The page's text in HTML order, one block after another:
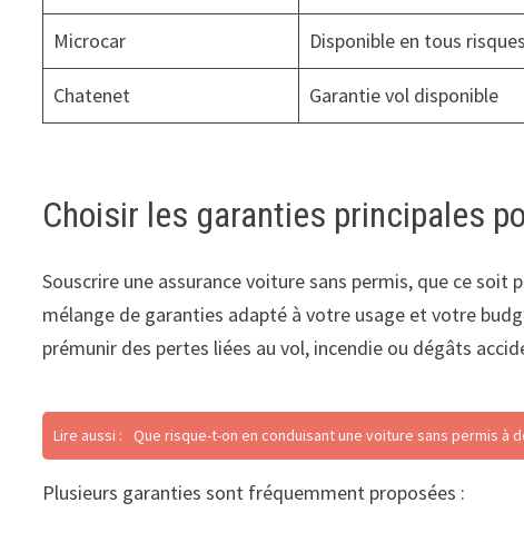
Microcar Disponible en tous risques
Chatenet Garantie vol disponible
Choisir les garanties principales
Souscrire une assurance voiture sans permis, que ce
mélange de garanties adapté à votre usage et votre
prémunir des pertes liées au vol, incendie ou dégâts
Lire aussi : Que risque-t-on en conduisant une voiture sans permis à
Plusieurs garanties sont fréquemment proposées :